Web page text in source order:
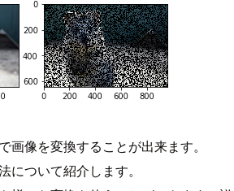
画像を変換することが出来ます。
について紹介します。